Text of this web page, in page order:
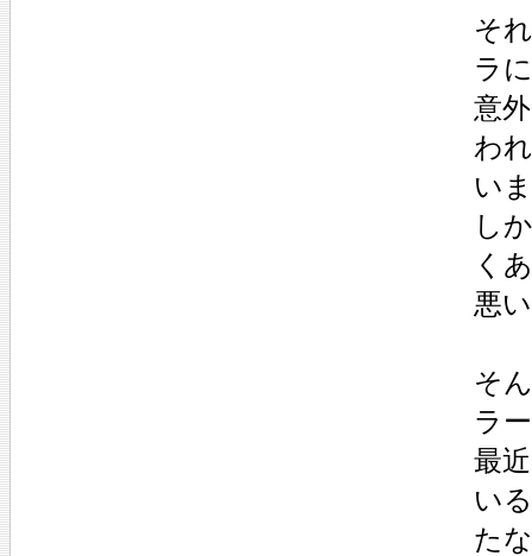
そ
ラ
意
わ
い
し
く
悪
そ
ラ
最
い
た